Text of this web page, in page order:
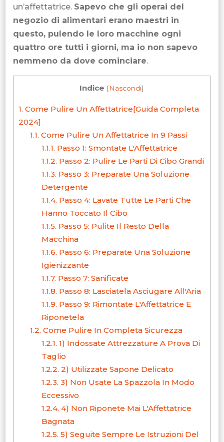
un’affettatrice. Sapevo che gli operai del
negozio di alimentari erano maestri in
questo, pulendo le loro macchine ogni
quattro ore tutti i giorni, ma io non sapevo
nemmeno da dove cominciare.
Indice [Nascondi]
1. Come Pulire Un Affettatrice[Guida Completa
2024]
1.1. Come Pulire Un Affettatrice In 9 Passi
1.1.1. Passo 1: Smontate L'Affettatrice
1.1.2. Passo 2: Pulire Le Parti Di Cibo Grandi
1.1.3. Passo 3: Preparate Una Soluzione
Detergente
1.1.4. Passo 4: Lavate Tutte Le Parti Che
Hanno Toccato Il Cibo
1.1.5. Passo 5: Pulite Il Resto Della
Macchina
1.1.6. Passo 6: Preparate Una Soluzione
Igienizzante
1.1.7. Passo 7: Sanificate
1.1.8. Passo 8: Lasciatela Asciugare All'Aria
1.1.9. Passo 9: Rimontate L'Affettatrice E
Riponetela
1.2. Come Pulire In Completa Sicurezza
1.2.1. 1) Indossate Attrezzature A Prova Di
Taglio
1.2.2. 2) Utilizzate Sapone Delicato
1.2.3. 3) Non Usate La Spazzola In Modo
Eccessivo
1.2.4. 4) Non Riponete Mai L'Affettatrice
Bagnata
1.2.5. 5) Seguite Sempre Le Istruzioni Del